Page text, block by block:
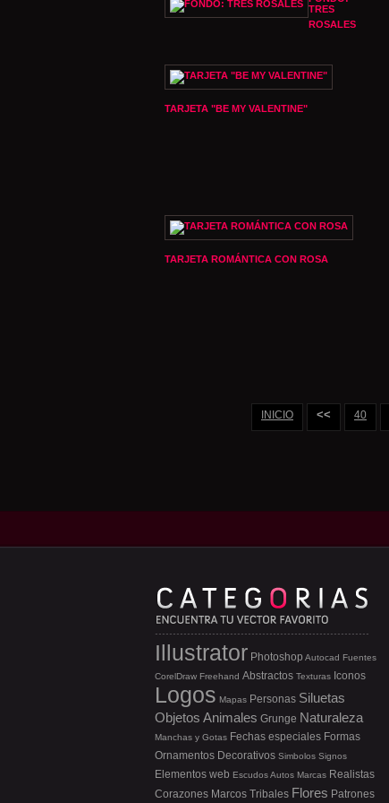
TRES
ROSALES
TARJETA "BE MY VALENTINE"
TARJETA ROMÁNTICA CON ROSA
INICIO << 40
Illustrator Photoshop Autocad Fuentes
CorelDraw Freehand Abstractos Texturas Iconos
Logos Mapas Personas Siluetas
Objetos Animales Grunge Naturaleza
Manchas y Gotas Fechas especiales Formas
Ornamentos Decorativos Simbolos Signos
Elementos web EscudosAutos Marcas Realistas
Corazones Marcos Tribales Flores Patrones